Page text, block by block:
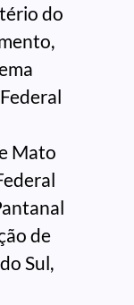
do
Mato
de
Sul,